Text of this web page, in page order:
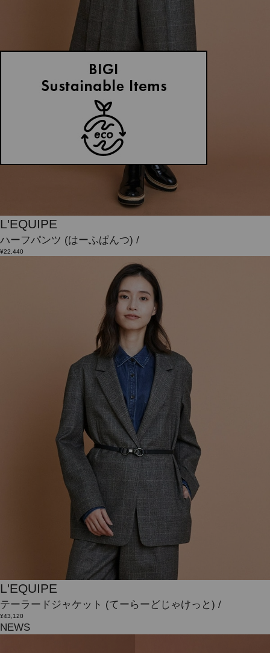
L'EQUIPE
ハーフパンツ (はーふぱんつ) /
¥22,440
L'EQUIPE
テーラードジャケット (てーらーどじゃけっと) /
¥43,120
NEWS